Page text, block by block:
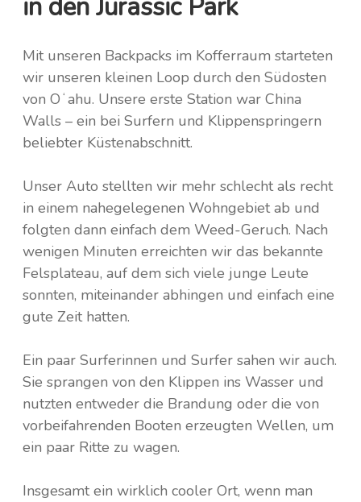
in den Jurassic Park
Mit unseren Backpacks im Kofferraum starteten
wir unseren kleinen Loop durch den Südosten
von Oʻahu. Unsere erste Station war China
Walls – ein bei Surfern und Klippenspringern
beliebter Küstenabschnitt.
Unser Auto stellten wir mehr schlecht als recht
in einem nahegelegenen Wohngebiet ab und
folgten dann einfach dem Weed-Geruch. Nach
wenigen Minuten erreichten wir das bekannte
Felsplateau, auf dem sich viele junge Leute
sonnten, miteinander abhingen und einfach eine
gute Zeit hatten.
Ein paar Surferinnen und Surfer sahen wir auch.
Sie sprangen von den Klippen ins Wasser und
nutzten entweder die Brandung oder die von
vorbeifahrenden Booten erzeugten Wellen, um
ein paar Ritte zu wagen.
Insgesamt ein wirklich cooler Ort, wenn man